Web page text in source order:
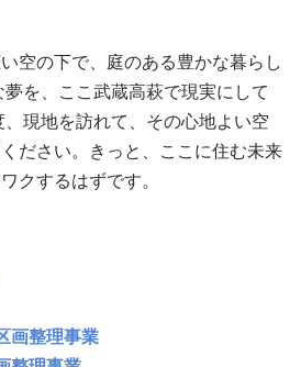
空の下で、庭のある豊かな暮らし
を、ここ武蔵高萩で現実にして
現地を訪れて、その心地よい空
ださい。きっと、ここに住む未来
クするはずです。
画整理事業